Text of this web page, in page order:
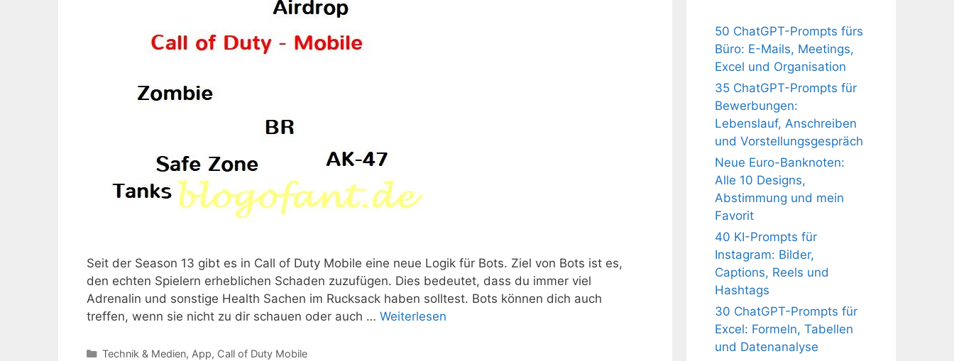
Seit der Season 13 gibt es in Call of Duty Mobile eine neue Logik für Bots. Ziel von Bots ist es,
den echten Spielern erheblichen Schaden zuzufügen. Dies bedeutet, dass du immer viel
Adrenalin und sonstige Health Sachen im Rucksack haben solltest. Bots können dich auch
treffen, wenn sie nicht zu dir schauen oder auch … Weiterlesen
Kategorien
Technik & Medien, App, Call of Duty Mobile
50 ChatGPT-Prompts fürs
Büro: E-Mails, Meetings,
Excel und Organisation
35 ChatGPT-Prompts für
Bewerbungen:
Lebenslauf, Anschreiben
und Vorstellungsgespräch
Neue Euro-Banknoten:
Alle 10 Designs,
Abstimmung und mein
Favorit
40 KI-Prompts für
Instagram: Bilder,
Captions, Reels und
Hashtags
30 ChatGPT-Prompts für
Excel: Formeln, Tabellen
und Datenanalyse